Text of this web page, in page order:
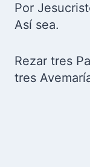
Por
Así sea.
Rezar tres
tres